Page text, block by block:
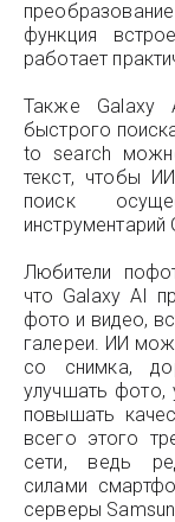
функция
работает
Также Galaxy
быстрого
to search
текст, чтобы
поиск
инструментарий
Любители
что Galaxy AI
фото и видео,
галереи. ИИ
со снимка,
улучшать фото,
повышать
всего этого
сети, ведь
силами
серверы